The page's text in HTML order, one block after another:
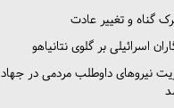
گناه و تغییر عادت
اسرائیلی بر گلوی نتانیاهو
نیروهای داوطلب مردمی در جهاد